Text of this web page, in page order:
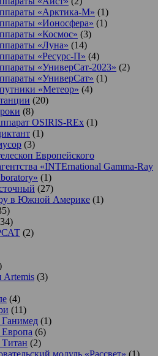
«Арктика-М» (1)
«Ионосфера» (1)
«Космос» (3)
«Луна» (14)
«Ресурс-П» (4)
«УниверСат-2023» (2)
«УниверСат» (1)
«Метеор» (4)
(20)
(8)
OSIRIS-REx (1)
(1)
(3)
Европейского
«INTErnational Gamma-Ray
(1)
(27)
в Южной Америке (1)
(2)
Artemis (3)
(4)
(11)
Ганимед (1)
(6)
Титан (2)